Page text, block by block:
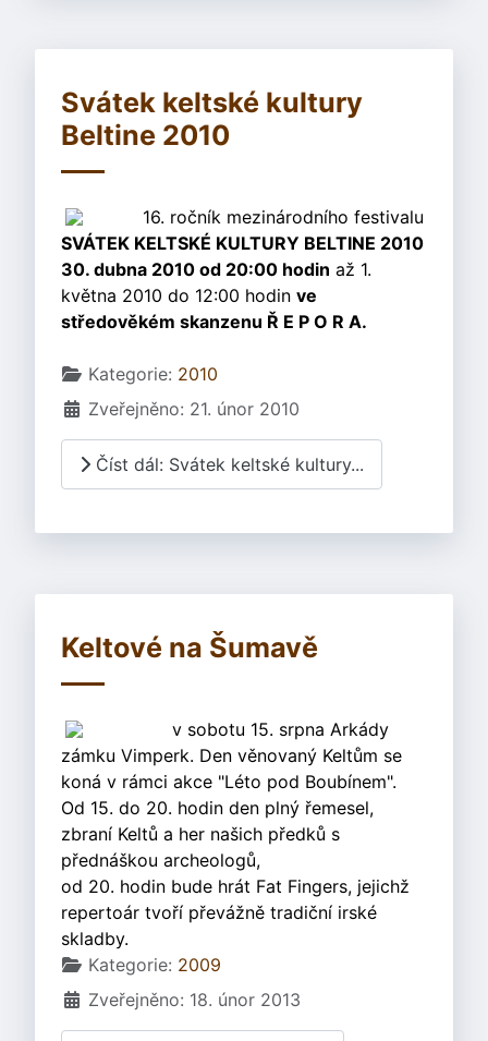
Svátek keltské kultury
Beltine 2010
16. ročník mezinárodního festivalu
SVÁTEK KELTSKÉ KULTURY BELTINE 2010
30. dubna 2010 od 20:00 hodin až 1.
května 2010 do 12:00 hodin ve
středověkém skanzenu Ř E P O R A.
Základní údaje
Kategorie: 2010
Zveřejněno: 21. únor 2010
Číst dál: Svátek keltské kultury...
Keltové na Šumavě
v sobotu 15. srpna Arkády
zámku Vimperk. Den věnovaný Keltům se
koná v rámci akce "Léto pod Boubínem".
Od 15. do 20. hodin den plný řemesel,
zbraní Keltů a her našich předků s
přednáškou archeologů,
od 20. hodin bude hrát Fat Fingers, jejichž
repertoár tvoří převážně tradiční irské
skladby.
Základní údaje
Kategorie: 2009
Zveřejněno: 18. únor 2013